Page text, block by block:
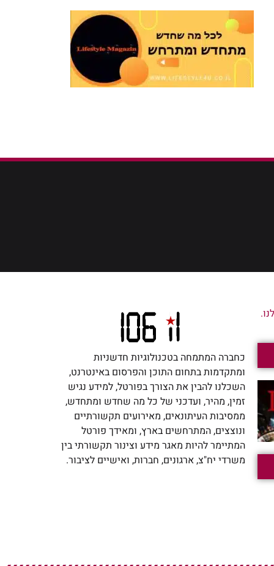
כחברה המתמחה בטכנולוגיות חדשניות
ומתקדמות בתחום התוכן והפרסום באינטרנט,
השכלנו להבין את הצורך בפורטל, למידע נגיש
זמין, מהיר, ועדכני של כל מה שחדש ומתחדש,
ממסיבות העיתונאים, מאירועים תקשורתיים
ונוצצים, המתרחשים בארץ, ומאידך פורטל
המתיימר להיות מאגר מידע וצינור תקשורתי בין
משרדי יח"צ, ארגונים, חברות, ואישיים לציבור.